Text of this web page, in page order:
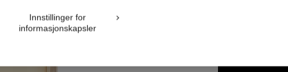
Innstillinger for
informasjonskapsler